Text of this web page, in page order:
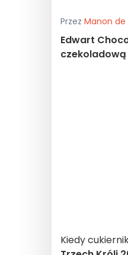
Przez Manon de
Edwart
czekoladową
Kiedy